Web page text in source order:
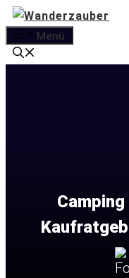
Zum
Inhalt
springen
Menü